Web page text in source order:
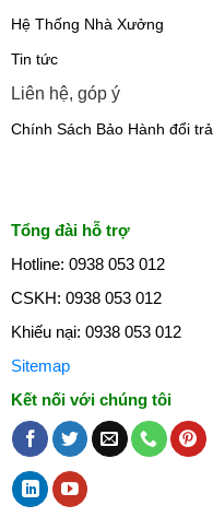
Hệ Thống Nhà Xưởng
Tin tức
Liên hệ, góp ý
Chính Sách Bảo Hành đổi trả
Tổng đài hỗ trợ
Hotline: 0938 053 012
CSKH: 0938 053 012
Khiếu nại: 0938 053 012
Sitemap
Kết nối với chúng tôi